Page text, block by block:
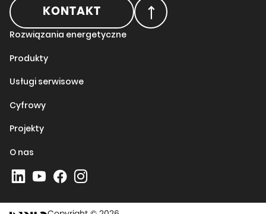
KONTAKT
Rozwiązania energetyczne
Produkty
Usługi serwisowe
Cyfrowy
Projekty
O nas